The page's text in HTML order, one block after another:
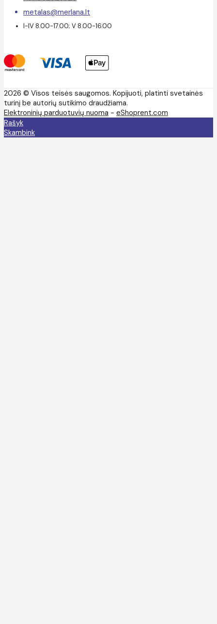
metalas@merlana.lt
I-IV 8.00-17.00; V 8.00-16.00
2026 © Visos teisės saugomos. Kopijuoti, platinti svetainės
turinį be autorių sutikimo draudžiama.
Elektroninių parduotuvių nuoma - eShoprent.com
Rašyk
Skambink